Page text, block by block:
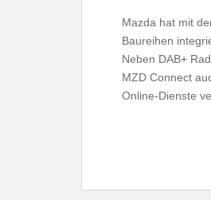
Mazda hat mit
Baureihen
Neben DAB+
MZD Connect
Online-Dienste